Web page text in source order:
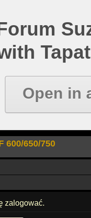
Open in
600/650/750
zalogować.